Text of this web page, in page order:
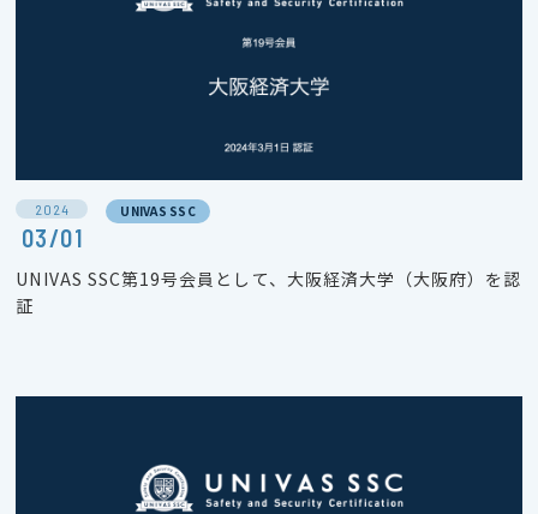
2024
03/01
UNIVAS SSC
UNIVAS SSC第19号会員として、大阪経済大学（大阪府）を認
証